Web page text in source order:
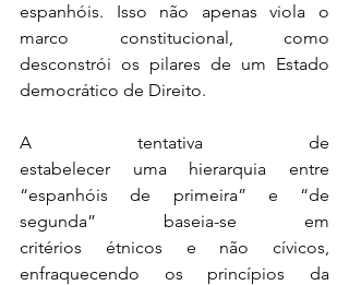
espanhóis. Isso não apenas viola o
marco constitucional, como
desconstrói os pilares de um Estado
democrático de Direito.
A tentativa de
estabelecer uma hierarquia entre
“espanhóis de primeira” e “de
segunda” baseia-se em
critérios étnicos e não cívicos,
enfraquecendo os princípios da